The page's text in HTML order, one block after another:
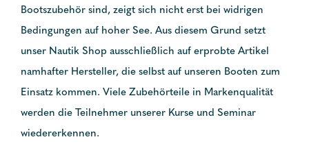
Bootszubehör sind, zeigt sich nicht erst bei widrigen
Bedingungen auf hoher See. Aus diesem Grund setzt
unser Nautik Shop ausschließlich auf erprobte Artikel
namhafter Hersteller, die selbst auf unseren Booten zum
Einsatz kommen. Viele Zubehörteile in Markenqualität
werden die Teilnehmer unserer Kurse und Seminar
wiedererkennen.